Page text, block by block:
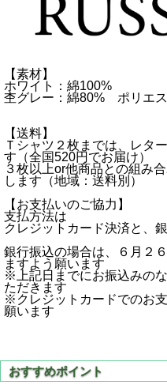
【素材】
ホワイト：綿100%
杢グレー：綿80% ポリエ
【送料】
Ｔシャツ２枚までは、レタ
す（全国520円でお届け）
３枚以上or他商品との組み
します（地域：送料別）
【お支払いのご協力】
支払方法は
クレジットカード決済と、
銀行振込の場合は、６月２
ますよう願います
※上記日までにお振込みの
ただきます
※クレジットカードでのお
願います